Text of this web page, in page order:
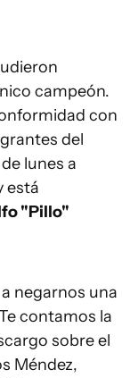
campeón.
con
del
lunes a
está
"Pillo"
negarnos una
contamos la
sobre el
Méndez,